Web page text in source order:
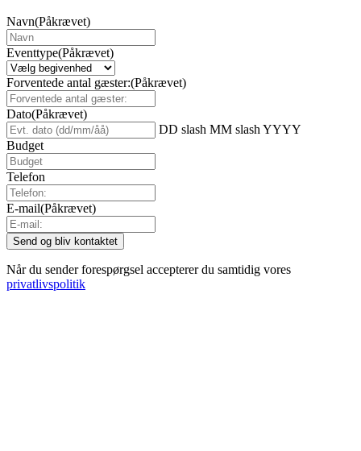
Navn(Påkrævet)
Eventtype(Påkrævet)
Forventede antal gæster:(Påkrævet)
Dato(Påkrævet)
DD slash MM slash YYYY
Budget
Telefon
E-mail(Påkrævet)
Når du sender forespørgsel accepterer du samtidig vores
privatlivspolitik